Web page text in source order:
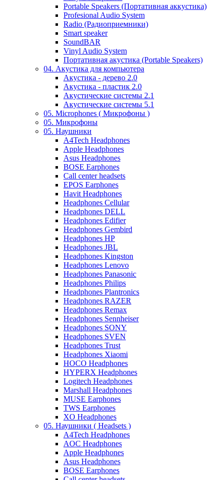
Portable Speakers (Портативная аккустика)
Profesional Audio System
Radio (Радиоприемники)
Smart speaker
SoundBAR
Vinyl Audio System
Портативная акустика (Portable Speakers)
04. Акустика для компьютера
Акустика - дерево 2.0
Акустика - пластик 2.0
Акустические системы 2.1
Акустические системы 5.1
05. Microphones ( Микрофоны )
05. Микрофоны
05. Наушники
A4Tech Headphones
Apple Headphones
Asus Headphones
BOSE Earphones
Call center headsets
EPOS Earphones
Havit Headphones
Headphones Cellular
Headphones DELL
Headphones Edifier
Headphones Gembird
Headphones HP
Headphones JBL
Headphones Kingston
Headphones Lenovo
Headphones Panasonic
Headphones Philips
Headphones Plantronics
Headphones RAZER
Headphones Remax
Headphones Sennheiser
Headphones SONY
Headphones SVEN
Headphones Trust
Headphones Xiaomi
HOCO Headphones
HYPERX Headphones
Logitech Headphones
Marshall Headphones
MUSE Earphones
TWS Earphones
XO Headphones
05. Наушники ( Headsets )
A4Tech Headphones
AOC Headphones
Apple Headphones
Asus Headphones
BOSE Earphones